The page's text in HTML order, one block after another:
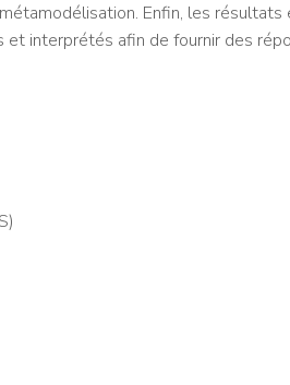
Enfin, les résultats
interprétés afin de fournir des